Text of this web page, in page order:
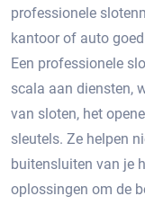
professionele
kantoor of auto
Een professionele
scala aan diensten,
van sloten, het
sleutels. Ze helpen
buitensluiten van je
oplossingen om de